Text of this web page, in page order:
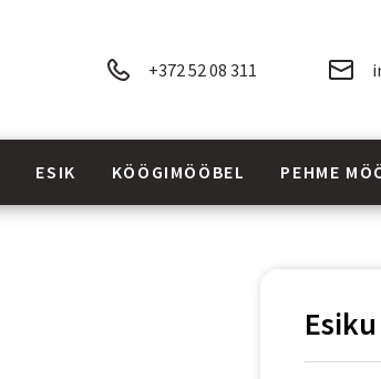
+372 52 08 311
ESIK KÖÖGIMÖÖBEL PEHME